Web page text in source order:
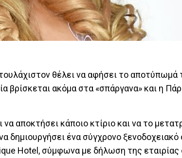
θέλει να αφήσει το αποτύπωμά
βρίσκεται ακόμα στα «σπάργανα» και η
αποκτήσει κάποιο κτίριο και να το
δημιουργήσει ένα σύγχρονο
Hotel, σύμφωνα με δήλωση της εταιρίας